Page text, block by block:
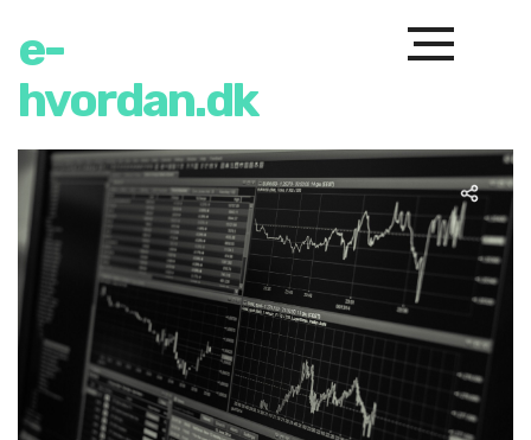
e-
hvordan.dk